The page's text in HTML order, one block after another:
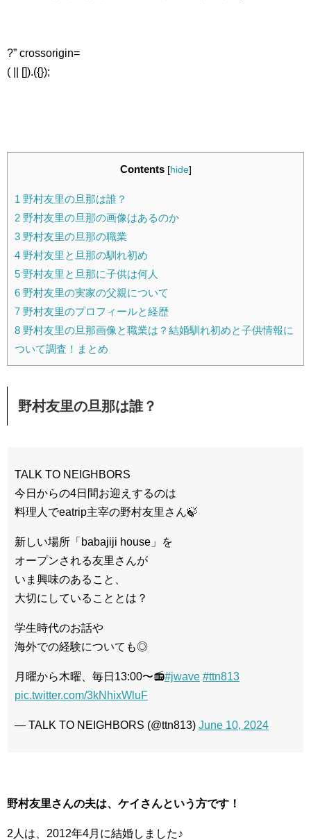
?” crossorigin=
( || []).({});
Contents [hide]
1 野村友里の旦那は誰？
2 野村友里の旦那の画像はあるのか
3 野村友里の旦那の職業
4 野村友里と旦那の馴れ初め
5 野村友里と旦那に子供は何人
6 野村友里の実家の父親について
7 野村友里のプロフィールと経歴
8 野村友里の旦那画像と職業は？結婚馴れ初めと子供情報に
ついて調査！まとめ
野村友里の旦那は誰？
TALK TO NEIGHBORS
今日からの4日間お迎えするのは
料理人でeatrip主宰の野村友里さん🍃
新しい場所「babajiji house」を
オープンされる友里さんが
いま興味のあること、
大切にしていることとは？
学生時代のお話や
海外での経験についても◎
月曜から木曜、毎日13:00〜📻#jwave #ttn813
pic.twitter.com/3kNhixWluF
— TALK TO NEIGHBORS (@ttn813) June 10, 2024
野村友里さんの夫は、ケイさんという方です！
2人は、2012年4月に結婚しました♪